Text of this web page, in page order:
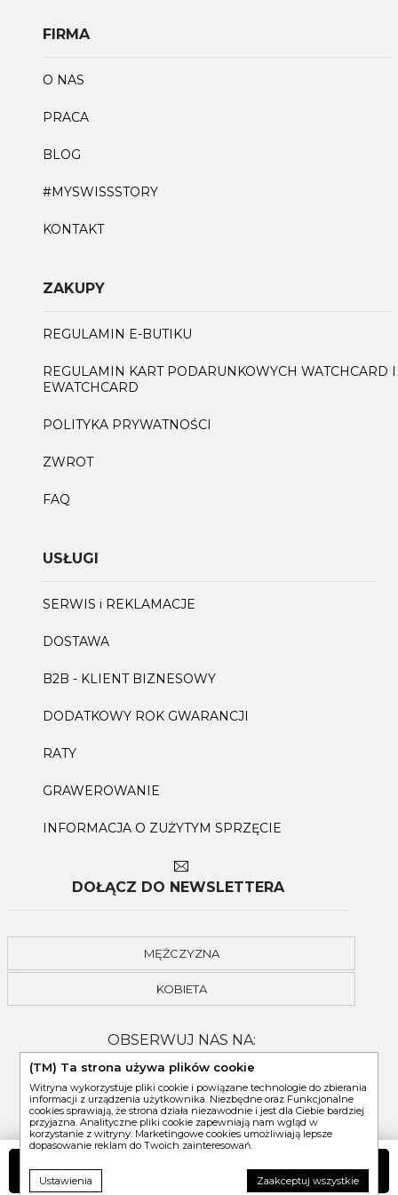
DO KOSZYKA
FIRMA
O NAS
PRACA
BLOG
#MYSWISSSTORY
KONTAKT
ZAKUPY
REGULAMIN E-BUTIKU
REGULAMIN KART PODARUNKOWYCH WATCHCARD I
EWATCHCARD
POLITYKA PRYWATNOŚCI
ZWROT
FAQ
USŁUGI
SERWIS i REKLAMACJE
DOSTAWA
B2B - KLIENT BIZNESOWY
DODATKOWY ROK GWARANCJI
RATY
GRAWEROWANIE
INFORMACJA O ZUŻYTYM SPRZĘCIE
DOŁĄCZ DO NEWSLETTERA
MĘŻCZYZNA
KOBIETA
OBSERWUJ NAS NA:
(TM) Ta strona używa plików cookie
Witryna wykorzystuje pliki cookie i powiązane technologie do zbierania
informacji z urządzenia użytkownika. Niezbędne oraz Funkcjonalne
cookies sprawiają, że strona działa niezawodnie i jest dla Ciebie bardziej
przyjazna. Analityczne pliki cookie zapewniają nam wgląd w
korzystanie z witryny. Marketingowe cookies umożliwiają lepsze
dopasowanie reklam do Twoich zainteresowań.
Ustawienia Zaakceptuj wszystkie